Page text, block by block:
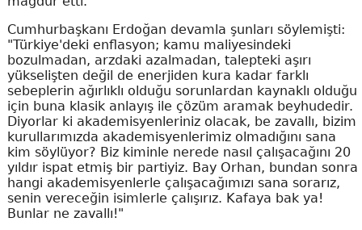
Cumhurbaşkanı Erdoğan devamla şunları söylemişti:
"Türkiye'deki enflasyon; kamu maliyesindeki
bozulmadan, arzdaki azalmadan, talepteki aşırı
yükselişten değil de enerjiden kura kadar farklı
sebeplerin ağırlıklı olduğu sorunlardan kaynaklı olduğu
için buna klasik anlayış ile çözüm aramak beyhudedir.
Diyorlar ki akademisyenleriniz olacak, be zavallı, bizim
kurullarımızda akademisyenlerimiz olmadığını sana
kim söylüyor? Biz kiminle nerede nasıl çalışacağını 20
yıldır ispat etmiş bir partiyiz. Bay Orhan, bundan sonra
hangi akademisyenlerle çalışacağımızı sana sorarız,
senin vereceğin isimlerle çalışırız. Kafaya bak ya!
Bunlar ne zavallı!"